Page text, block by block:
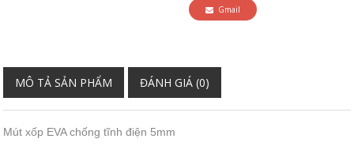
Gmail
MÔ TẢ SẢN PHẨM ĐÁNH GIÁ (0)
Mút xốp EVA chống tĩnh điện 5mm